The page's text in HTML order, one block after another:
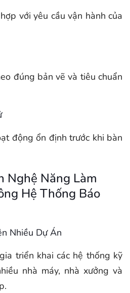
với yêu cầu vận hành của
đúng bản vẽ và tiêu chuẩn
động ổn định trước khi bàn
Nghệ Năng Làm
Hệ Thống Báo
Nhiều Dự Án
triển khai các hệ thống kỹ
nhà máy, nhà xưởng và